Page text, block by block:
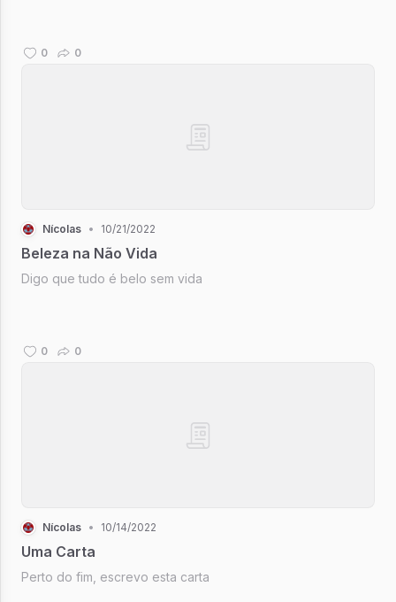
0 0
Nícolas • 10/21/2022
Beleza na Não Vida
Digo que tudo é belo sem vida
0 0
Nícolas • 10/14/2022
Uma Carta
Perto do fim, escrevo esta carta